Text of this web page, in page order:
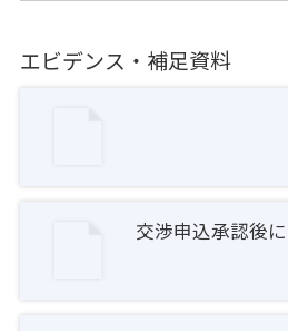
エビデンス・補足資料
交渉申込承認後